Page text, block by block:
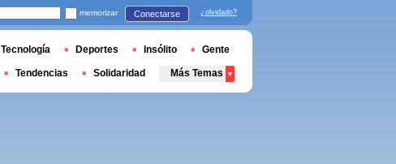
memorizar Conectarse ¿olvidado?
Tecnología Deportes Insólito Gente
Tendencias Solidaridad Más Temas